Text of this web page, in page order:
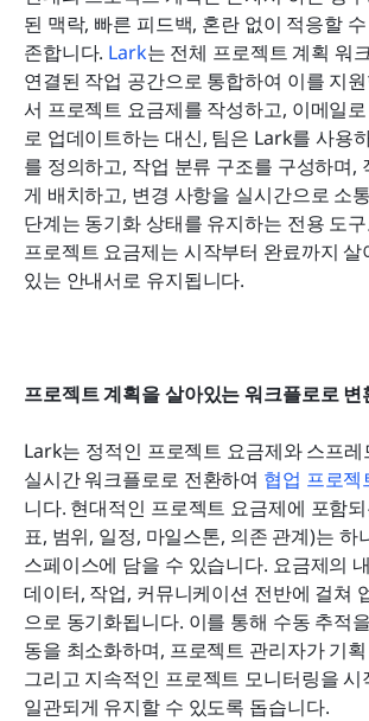
된 맥락, 빠른 피드백, 혼란 없이 적응할
존합니다. Lark는 전체 프로젝트 계획 워
연결된 작업 공간으로 통합하여 이를 지
서 프로젝트 요금제를 작성하고, 이메일
로 업데이트하는 대신, 팀은 Lark를 사용
를 정의하고, 작업 분류 구조를 구성하며,
게 배치하고, 변경 사항을 실시간으로 소
단계는 동기화 상태를 유지하는 전용 도
프로젝트 요금제는 시작부터 완료까지
있는 안내서로 유지됩니다.
프로젝트 계획을 살아있는 워크플로로 변
Lark는 정적인 프로젝트 요금제와 스프레
실시간 워크플로로 전환하여 협업 프로젝
니다. 현대적인 프로젝트 요금제에 포함
표, 범위, 일정, 마일스톤, 의존 관계)는 하
스페이스에 담을 수 있습니다. 요금제의
데이터, 작업, 커뮤니케이션 전반에 걸쳐
으로 동기화됩니다. 이를 통해 수동 추적
동을 최소화하며, 프로젝트 관리자가 기
그리고 지속적인 프로젝트 모니터링을 시
일관되게 유지할 수 있도록 돕습니다.